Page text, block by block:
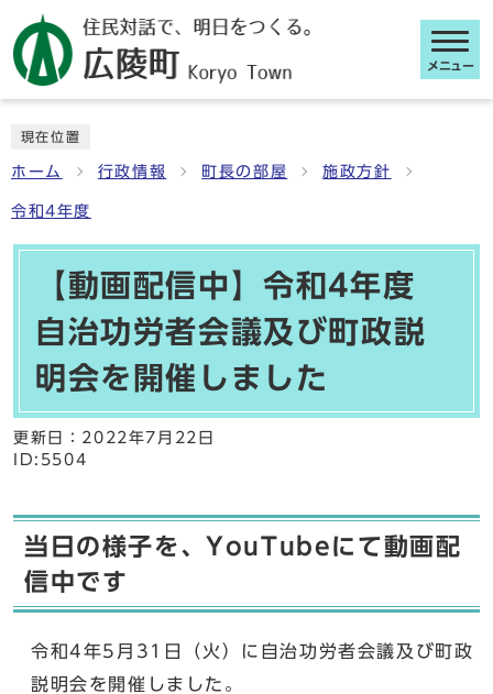
メニュー
現在位置
ホーム 行政情報 町長の部屋 施政方針
令和4年度
【動画配信中】令和4年度
自治功労者会議及び町政説
明会を開催しました
更新日： 2022年7月22日
ID:5504
当日の様子を、YouTubeにて動画配
信中です
令和4年5月31日（火）に自治功労者会議及び町政
説明会を開催しました。